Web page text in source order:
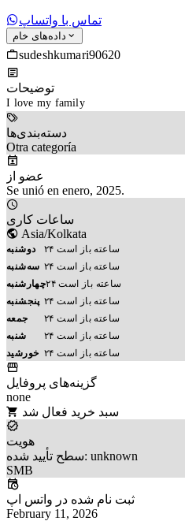
تماس با واتساپ
داده‌های خام
sudeshkumari90620
توضیحات
I love my family
دسته‌بندی‌ها
Otra categoría
عضو از
Se unió en enero, 2025.
ساعات کاری
Asia/Kolkata
دوشنبه
۲۴ ساعته باز است
سه‌شنبه
۲۴ ساعته باز است
چهارشنبه
۲۴ ساعته باز است
پنجشنبه
۲۴ ساعته باز است
جمعه
۲۴ ساعته باز است
شنبه
۲۴ ساعته باز است
خورشید
۲۴ ساعته باز است
گزینه‌های پروفایل
none
سبد خرید فعال شد
هویت
سطح تأیید شده: unknown
SMB
ثبت نام شده در واتس اپ
February 11, 2026